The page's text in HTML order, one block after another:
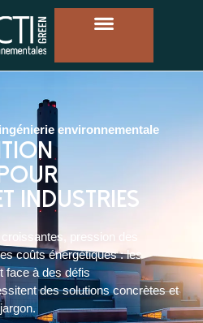
environnementale
industries
pression des
coûts énergétiques : les
face à des défis
des solutions concrètes et